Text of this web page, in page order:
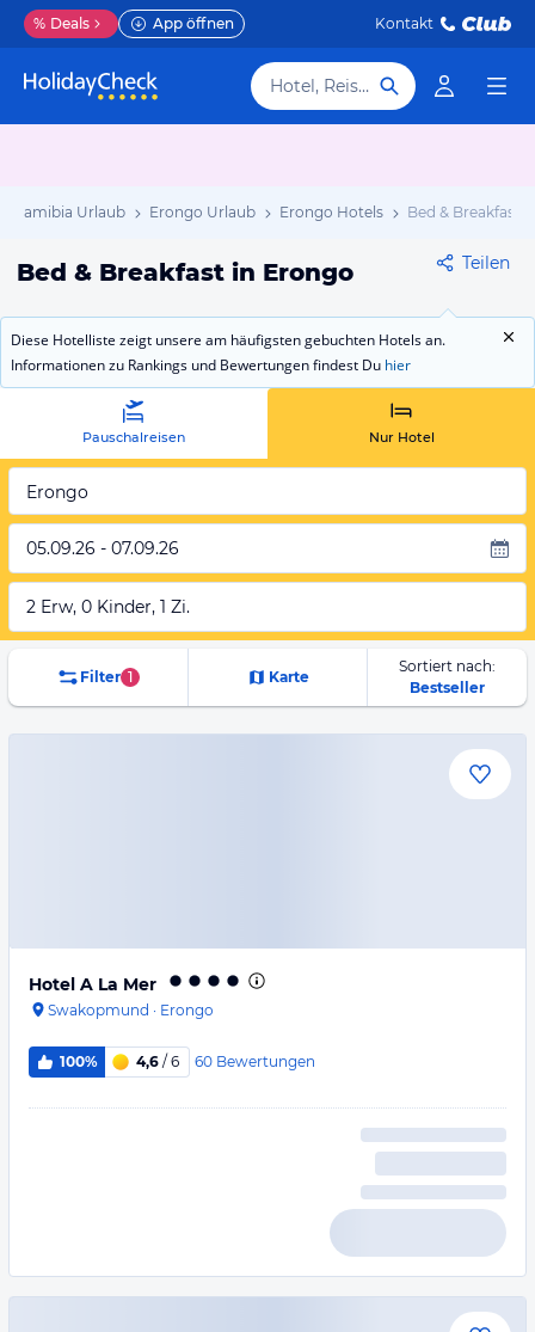
% Deals App öffnen Kontakt
Hotel, Reiseziel
Namibia Urlaub Erongo Urlaub Erongo Hotels Bed & Breakfast
Bed & Breakfast in Erongo Teilen
Diese Hotelliste zeigt unsere am häufigsten gebuchten Hotels an.
Informationen zu Rankings und Bewertungen findest Du hier
Pauschalreisen Nur Hotel
Erongo
05.09.26 - 07.09.26
2 Erw, 0 Kinder, 1 Zi.
Filter 1 Karte
Sortiert nach:
Bestseller
Hotel A La Mer
Swakopmund · Erongo
100% 4,6 / 6 60 Bewertungen